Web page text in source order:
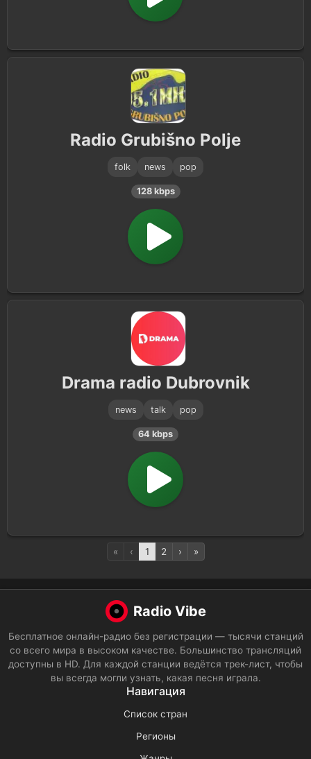
Radio Grubišno Polje
folk news pop
128 kbps
Drama radio Dubrovnik
news talk pop
64 kbps
« ‹ 1 2 › »
Radio Vibe
Бесплатное онлайн-радио без регистрации — тысячи станций
со всего мира в высоком качестве. Большинство трансляций
доступны в HD. Для каждой станции ведётся трек-лист, чтобы
вы всегда могли узнать, какая песня играла.
Навигация
Список стран
Регионы